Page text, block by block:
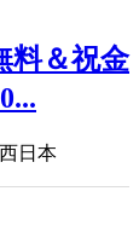
料＆祝金
日本